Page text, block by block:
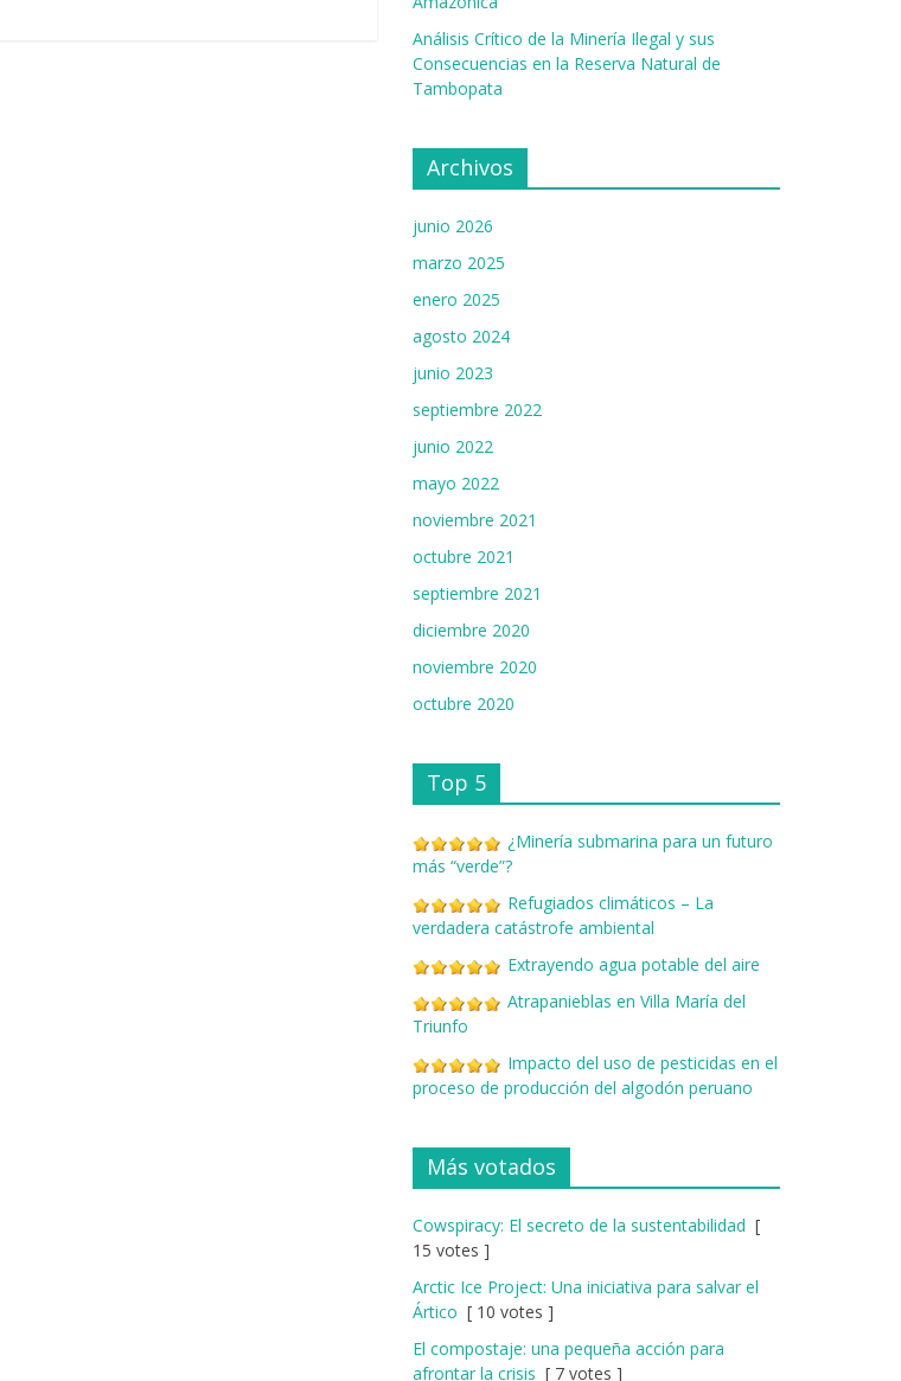
a
n
Análisis Crítico de la Minería Ilegal y sus
Consecuencias en la Reserva Natural de
Tambopata
Archivos
junio 2026
marzo 2025
enero 2025
agosto 2024
junio 2023
septiembre 2022
junio 2022
mayo 2022
noviembre 2021
octubre 2021
septiembre 2021
diciembre 2020
noviembre 2020
octubre 2020
Top 5
¿Minería submarina para un futuro
más “verde”?
Refugiados climáticos – La
verdadera catástrofe ambiental
Extrayendo agua potable del aire
Atrapanieblas en Villa María del
Triunfo
Impacto del uso de pesticidas en el
proceso de producción del algodón peruano
Más votados
Cowspiracy: El secreto de la sustentabilidad [
15 votes ]
Arctic Ice Project: Una iniciativa para salvar el
Ártico [ 10 votes ]
El compostaje: una pequeña acción para
afrontar la crisis [ 7 votes ]